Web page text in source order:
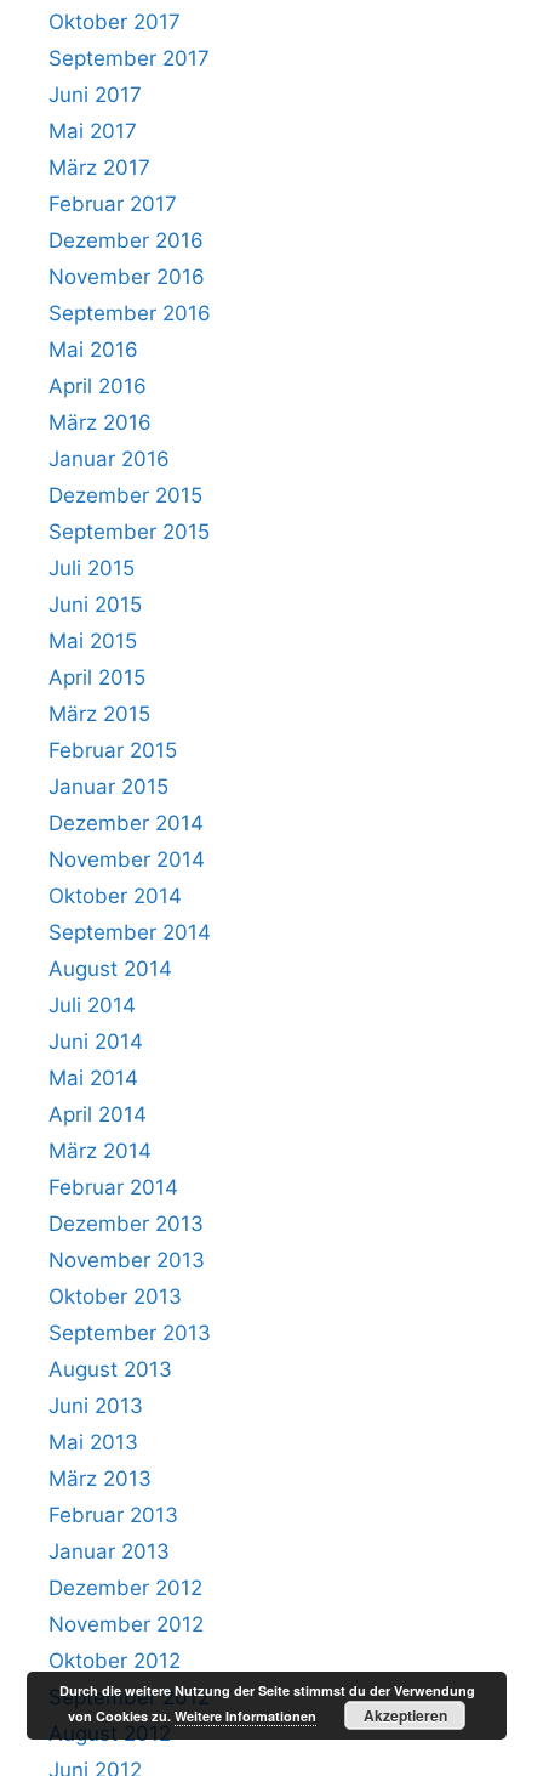
Oktober 2017
September 2017
Juni 2017
Mai 2017
März 2017
Februar 2017
Dezember 2016
November 2016
September 2016
Mai 2016
April 2016
März 2016
Januar 2016
Dezember 2015
September 2015
Juli 2015
Juni 2015
Mai 2015
April 2015
März 2015
Februar 2015
Januar 2015
Dezember 2014
November 2014
Oktober 2014
September 2014
August 2014
Juli 2014
Juni 2014
Mai 2014
April 2014
März 2014
Februar 2014
Dezember 2013
November 2013
Oktober 2013
September 2013
August 2013
Juni 2013
Mai 2013
März 2013
Februar 2013
Januar 2013
Dezember 2012
November 2012
Oktober 2012
September 2012
August 2012
Juni 2012
Durch die weitere Nutzung der Seite stimmst du der Verwendung
von Cookies zu.Weitere Informationen Akzeptieren